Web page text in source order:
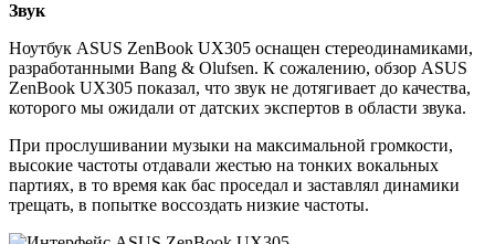
Звук
Ноутбук ASUS ZenBook UX305 оснащен стереодинамиками,
разработанными Bang & Olufsen. К сожалению, обзор ASUS
ZenBook UX305 показал, что звук не дотягивает до качества,
которого мы ожидали от датских экспертов в области звука.
При прослушивании музыки на максимальной громкости,
высокие частоты отдавали жестью на тонких вокальных
партиях, в то время как бас проседал и заставлял динамики
трещать, в попытке воссоздать низкие частоты.